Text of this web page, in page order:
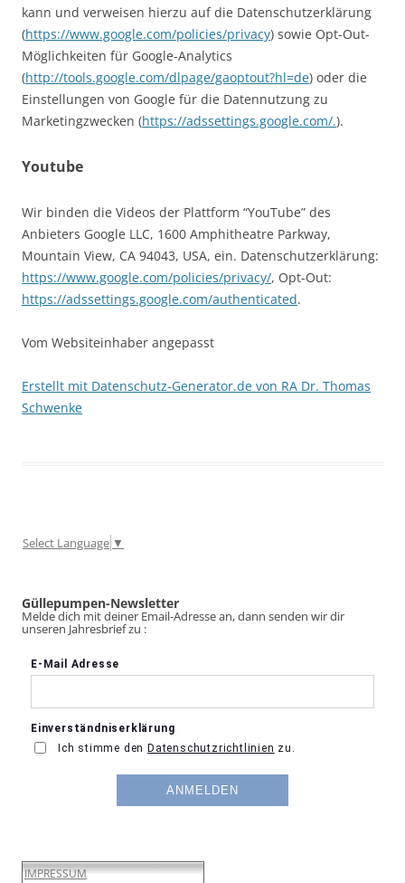
kann und verweisen hierzu auf die Datenschutzerklärung
(https://www.google.com/policies/privacy) sowie Opt-Out-
Möglichkeiten für Google-Analytics
(http://tools.google.com/dlpage/gaoptout?hl=de) oder die
Einstellungen von Google für die Datennutzung zu
Marketingzwecken (https://adssettings.google.com/.).
Youtube
Wir binden die Videos der Plattform “YouTube” des
Anbieters Google LLC, 1600 Amphitheatre Parkway,
Mountain View, CA 94043, USA, ein. Datenschutzerklärung:
https://www.google.com/policies/privacy/, Opt-Out:
https://adssettings.google.com/authenticated.
Vom Websiteinhaber angepasst
Erstellt mit Datenschutz-Generator.de von RA Dr. Thomas
Schwenke
Select Language ▼
Güllepumpen-Newsletter
Melde dich mit deiner Email-Adresse an, dann senden wir dir
unseren Jahresbrief zu :
IMPRESSUM